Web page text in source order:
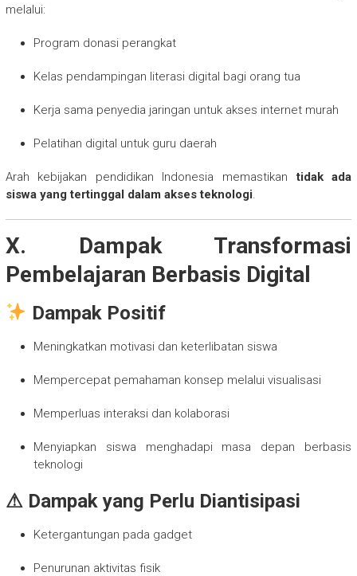
melalui:
Program donasi perangkat
Kelas pendampingan literasi digital bagi orang tua
Kerja sama penyedia jaringan untuk akses internet murah
Pelatihan digital untuk guru daerah
Arah kebijakan pendidikan Indonesia memastikantidak ada
siswa yang tertinggal dalam akses teknologi.
X. Dampak Transformasi
Pembelajaran Berbasis Digital
Dampak Positif
Meningkatkan motivasi dan keterlibatan siswa
Mempercepat pemahaman konsep melalui visualisasi
Memperluas interaksi dan kolaborasi
Menyiapkan siswa menghadapi masa depan berbasis
teknologi
⚠ Dampak yang Perlu Diantisipasi
Ketergantungan pada gadget
Penurunan aktivitas fisik